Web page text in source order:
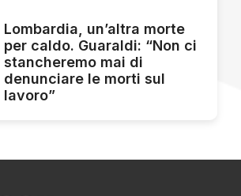
Lombardia, un’altra morte
per caldo. Guaraldi: “Non ci
stancheremo mai di
denunciare le morti sul
lavoro”